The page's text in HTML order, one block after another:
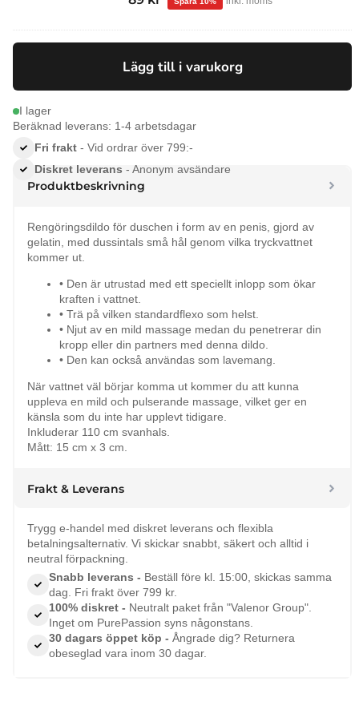
priset
99 kr.
priset
89 kr.
Lägg till i varukorg
I lager
Beräknad leverans: 1-4 arbetsdagar
Fri frakt - Vid ordrar över 799:-
Diskret leverans - Anonym avsändare
Produktbeskrivning
Rengöringsdildo för duschen i form av en penis, gjord av
gelatin, med dussintals små hål genom vilka tryckvattnet
kommer ut.
• Den är utrustad med ett speciellt inlopp som ökar
kraften i vattnet.
• Trä på vilken standardflexo som helst.
• Njut av en mild massage medan du penetrerar din
kropp eller din partners med denna dildo.
• Den kan också användas som lavemang.
När vattnet väl börjar komma ut kommer du att kunna
uppleva en mild och pulserande massage, vilket ger en
känsla som du inte har upplevt tidigare.
Inkluderar 110 cm svanhals.
Mått: 15 cm x 3 cm.
Frakt & Leverans
Trygg e-handel med diskret leverans och flexibla
betalningsalternativ. Vi skickar snabbt, säkert och alltid i
neutral förpackning.
Snabb leverans - Beställ före kl. 15:00, skickas samma
dag. Fri frakt över 799 kr.
100% diskret - Neutralt paket från "Valenor Group".
Inget om PurePassion syns någonstans.
30 dagars öppet köp - Ångrade dig? Returnera
obeseglad vara inom 30 dagar.